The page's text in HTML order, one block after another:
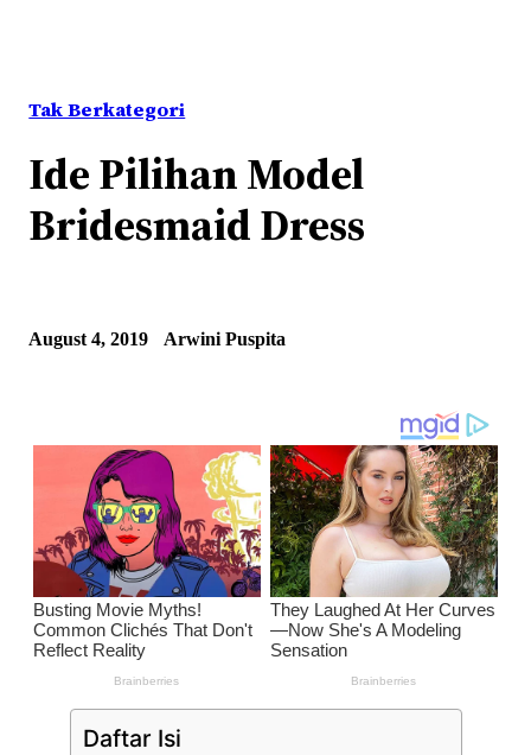
Tak Berkategori
Ide Pilihan Model
Bridesmaid Dress
August 4, 2019 Arwini Puspita
Daftar Isi